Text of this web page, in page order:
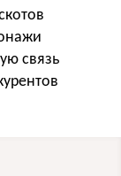
связь